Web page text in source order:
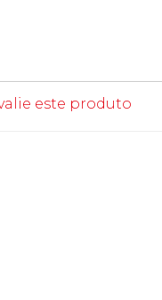
este produto